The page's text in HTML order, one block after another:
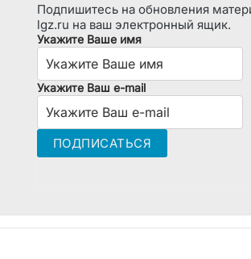
Подпишитесь на обновления
lgz.ru на ваш электронный ящик.
Укажите Ваше имя
Укажите Ваш e-mail